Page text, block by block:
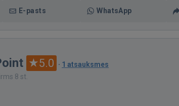
E-pasts WhatsApp
5.0 · 1 atsauksmes
8 st.